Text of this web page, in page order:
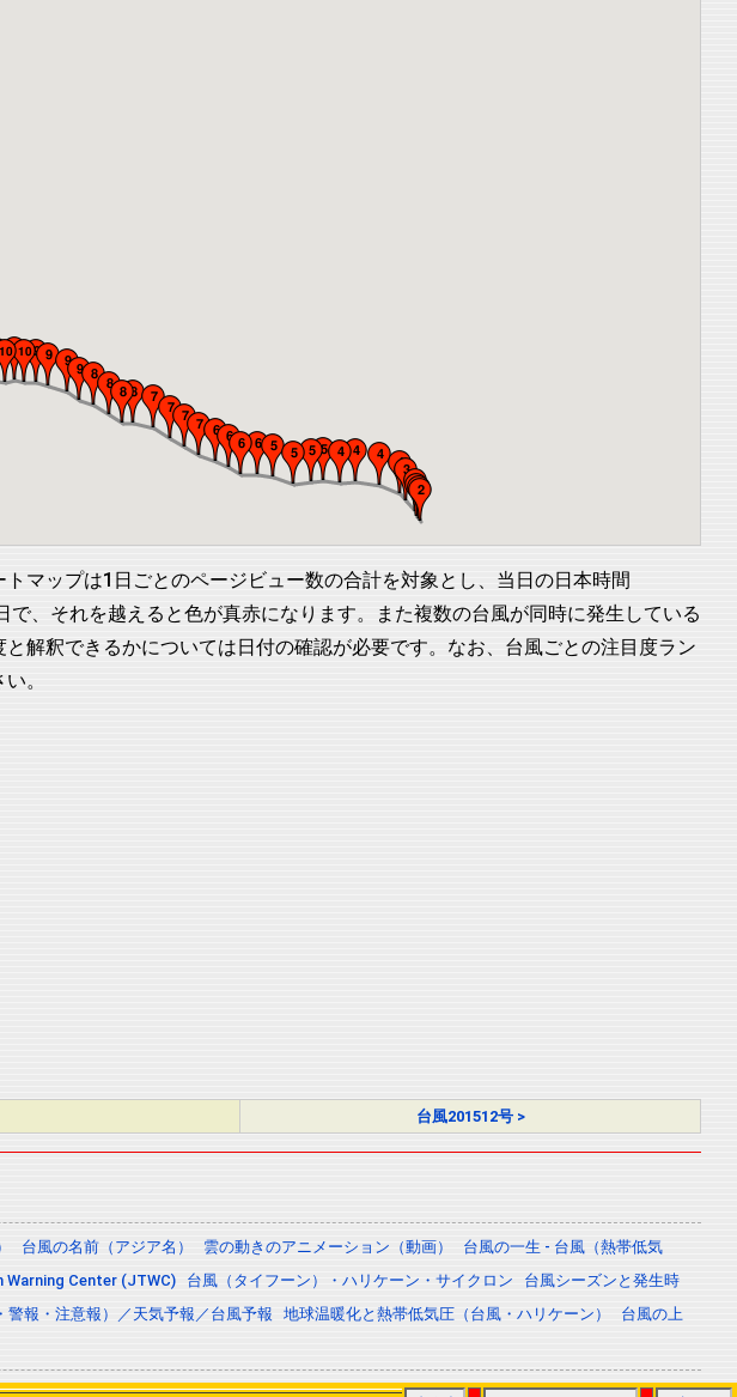
マップは1日ごとのページビュー数の合計を対象とし、当日の日本時間
、それを越えると色が真赤になります。また複数の台風が同時に発生している
解釈できるかについては日付の確認が必要です。なお、台風ごとの注目度ラン
。
台風201512号 >
台風の名前（アジア名） 雲の動きのアニメーション（動画）
台風の一生 - 台風（熱帯低気
Warning Center (JTWC) 台風（タイフーン）・ハリケーン・サイクロン
台風シーズンと発生時
警報・注意報）／天気予報／台風予報 地球温暖化と熱帯低気圧（台風・ハリケーン）
台風の上